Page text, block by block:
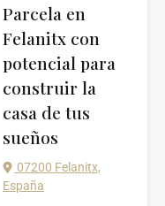
Parcela en
Felanitx con
potencial para
construir la
casa de tus
sueños
07200 Felanitx,
España